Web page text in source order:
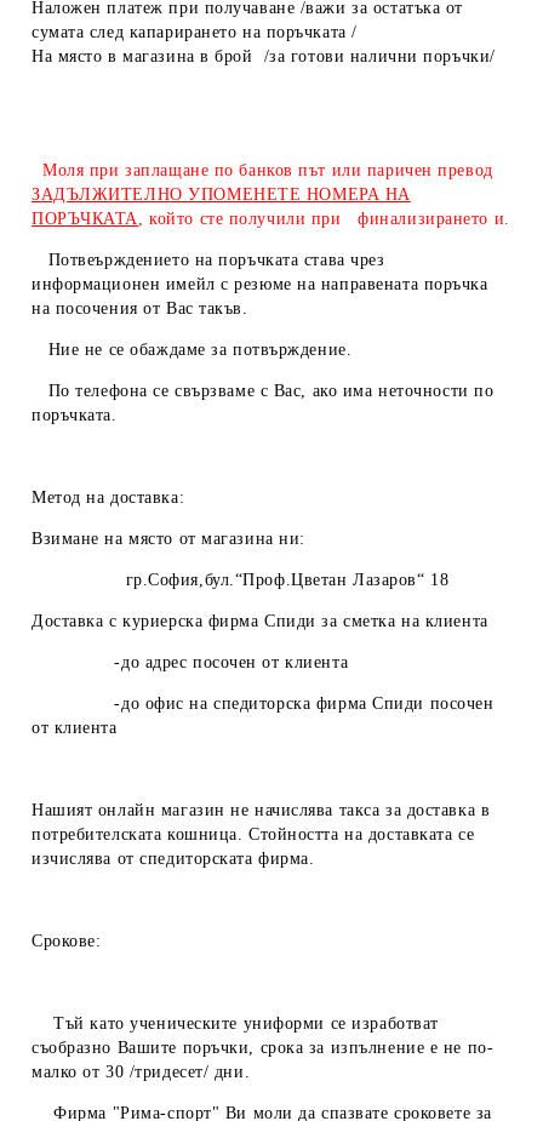
Наложен платеж при получаване /важи за остатъка от
сумата след капарирането на поръчката /
На място в магазина в брой /за готови налични поръчки/
Моля при заплащане по банков път или паричен превод
ЗАДЪЛЖИТЕЛНО УПОМЕНЕТЕ НОМЕРА НА
ПОРЪЧКАТА
, който сте получили при финализирането и.
Потвеърждението на поръчката става чрез
информационен имейл с резюме на направената поръчка
на посочения от Вас такъв.
Ние не се обаждаме за потвърждение.
По телефона се свързваме с Вас, ако има неточности по
поръчката.
Метод на доставка:
Взимане на място от магазина ни:
гр.София,бул.“Проф.Цветан Лазаров“ 18
Доставка с куриерска фирма Спиди за сметка на клиента
-до адрес посочен от клиента
-до офис на спедиторска фирма Спиди посочен
от клиента
Нашият онлайн магазин не начислява такса за доставка в
потребителската кошница. Стойността на доставката се
изчислява от спедиторската фирма.
Срокове:
Тъй като ученическите униформи се изработват
съобразно Вашите поръчки, срока за изпълнение е не по-
малко от 30 /тридесет/ дни.
Фирма "Рима-спорт" Ви моли да спазвате сроковете за